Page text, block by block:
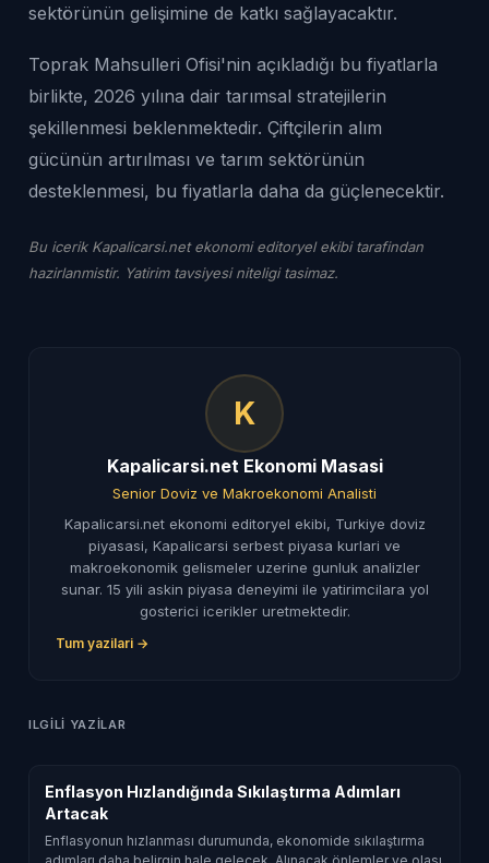
sektörünün gelişimine de katkı sağlayacaktır.
Toprak Mahsulleri Ofisi'nin açıkladığı bu fiyatlarla
birlikte, 2026 yılına dair tarımsal stratejilerin
şekillenmesi beklenmektedir. Çiftçilerin alım
gücünün artırılması ve tarım sektörünün
desteklenmesi, bu fiyatlarla daha da güçlenecektir.
Bu icerik Kapalicarsi.net ekonomi editoryel ekibi tarafindan
hazirlanmistir. Yatirim tavsiyesi niteligi tasimaz.
K
Kapalicarsi.net Ekonomi Masasi
Senior Doviz ve Makroekonomi Analisti
Kapalicarsi.net ekonomi editoryel ekibi, Turkiye doviz
piyasasi, Kapalicarsi serbest piyasa kurlari ve
makroekonomik gelismeler uzerine gunluk analizler
sunar. 15 yili askin piyasa deneyimi ile yatirimcilara yol
gosterici icerikler uretmektedir.
Tum yazilari →
ILGILI YAZILAR
Enflasyon Hızlandığında Sıkılaştırma Adımları
Artacak
Enflasyonun hızlanması durumunda, ekonomide sıkılaştırma